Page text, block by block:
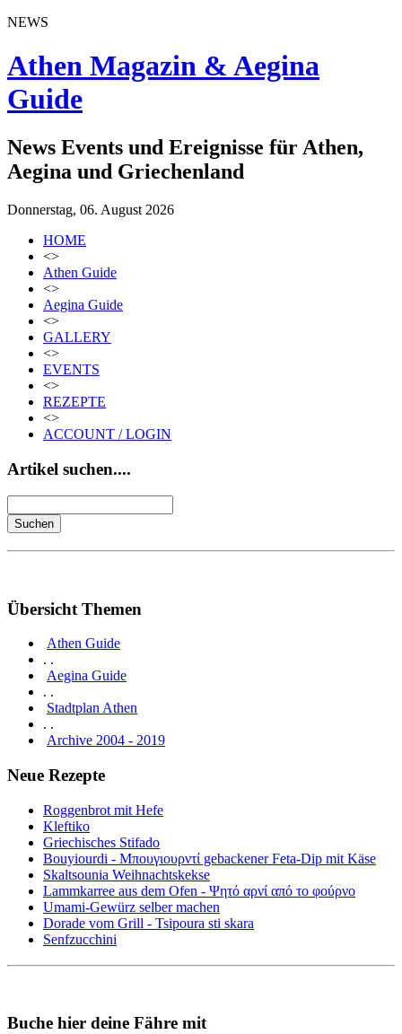
NEWS
Athen Magazin & Aegina
Guide
News Events und Ereignisse für Athen,
Aegina und Griechenland
Donnerstag, 06. August 2026
HOME
<>
Athen Guide
<>
Aegina Guide
<>
GALLERY
<>
EVENTS
<>
REZEPTE
<>
ACCOUNT / LOGIN
Artikel suchen....
Übersicht Themen
Athen Guide
. .
Aegina Guide
. .
Stadtplan Athen
. .
Archive 2004 - 2019
Neue Rezepte
Roggenbrot mit Hefe
Kleftiko
Griechisches Stifado
Bouyiourdi - Μπουγιουρντί gebackener Feta-Dip mit Käse
Skaltsounia Weihnachtskekse
Lammkarree aus dem Ofen - Ψητό αρνί από το φούρνο
Umami-Gewürz selber machen
Dorade vom Grill - Tsipoura sti skara
Senfzucchini
Buche hier deine Fähre mit